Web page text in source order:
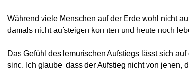
Während viele Menschen auf der Erde wohl nicht
damals nicht aufsteigen konnten und heute noch
Das Gefühl des lemurischen Aufstiegs lässt sich
sind. Ich glaube, dass der Aufstieg nicht von jenen,